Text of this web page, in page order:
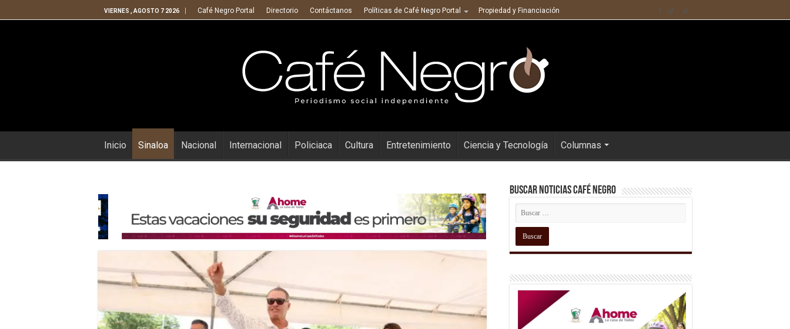
VIERNES , AGOSTO 7 2026 Café Negro Portal Directorio Contáctanos Políticas de Café Negro Portal Propiedad y Financiación
Inicio Sinaloa Nacional Internacional Policiaca Cultura Entretenimiento Ciencia y Tecnología Columnas
Buscar Noticias Café Negro